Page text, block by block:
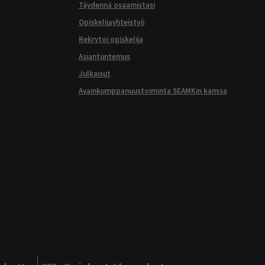
Täydennä osaamistasi
Opiskelijayhteistyö
Rekrytoi opiskelija
Asiantuntemus
Julkaisut
Avainkumppanuustoiminta SEAMKin kanssa